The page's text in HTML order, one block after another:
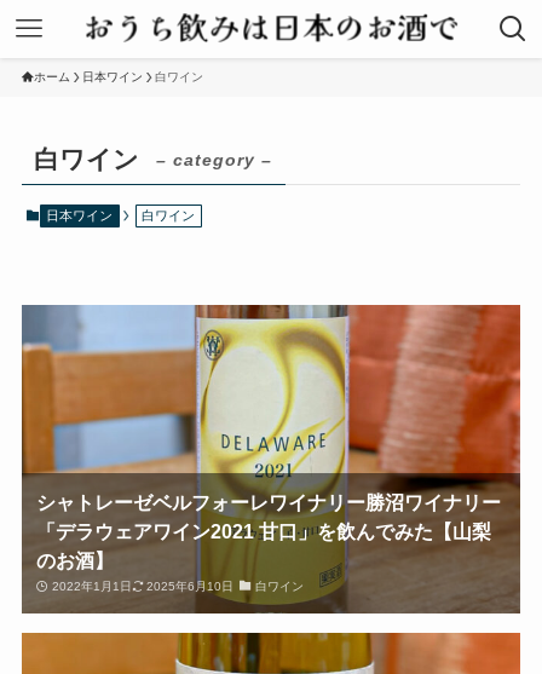
ホーム 日本ワイン 白ワイン
白ワイン – category –
日本ワイン 白ワイン
シャトレーゼベルフォーレワイナリー勝沼ワイナリー
「デラウェアワイン2021 甘口」を飲んでみた【山梨
のお酒】
2022年1月1日 2025年6月10日 白ワイン